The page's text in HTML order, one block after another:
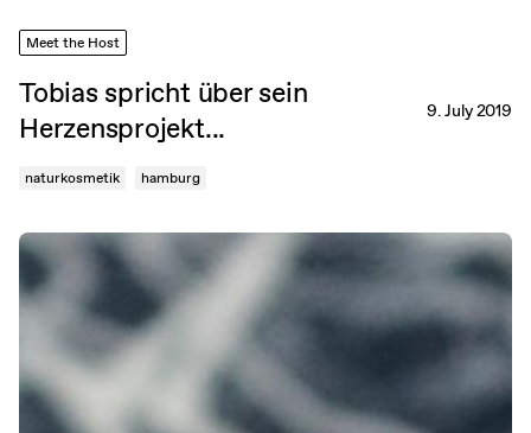
Meet the Host
Tobias spricht über sein
Herzensprojekt...
9. July 2019
naturkosmetik hamburg